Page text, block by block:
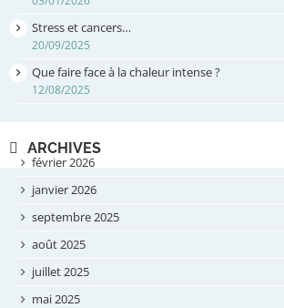
Stress et cancers…
20/09/2025
Que faire face à la chaleur intense ?
12/08/2025
ARCHIVES
février 2026
janvier 2026
septembre 2025
août 2025
juillet 2025
mai 2025